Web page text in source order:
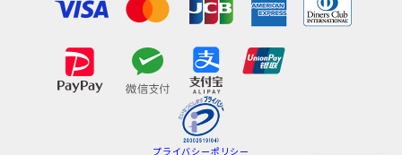
プライバシーポリシー